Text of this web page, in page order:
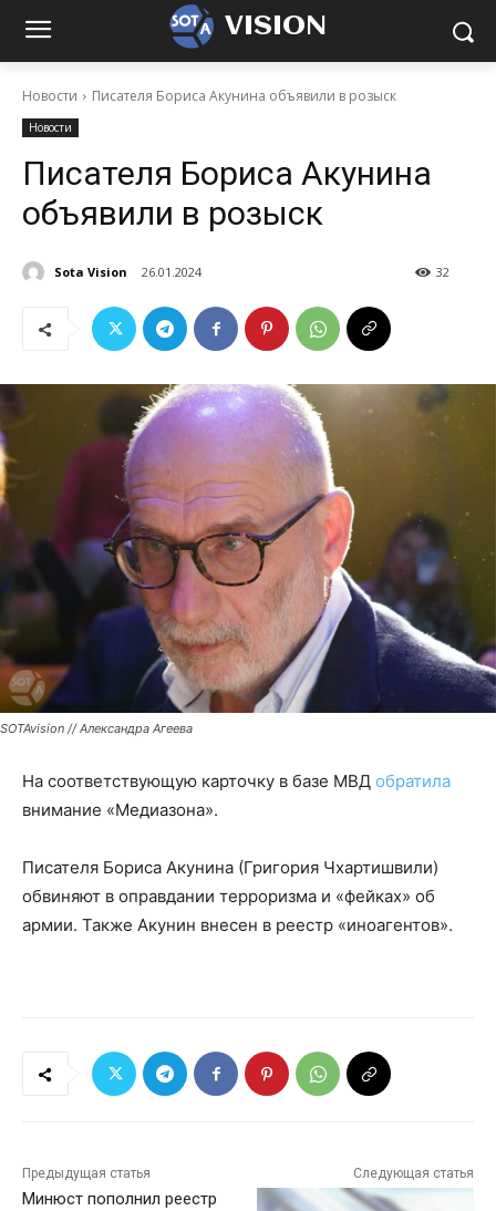
VISION
Новости Писателя Бориса Акунина объявили в розыск
Новости
Писателя Бориса Акунина
объявили в розыск
Sota Vision 26.01.2024 32
SOTAvision // Александра Агеева
На соответствующую карточку в базе МВД обратила
внимание «Медиазона».
Писателя Бориса Акунина (Григория Чхартишвили)
обвиняют в оправдании терроризма и «фейках» об
армии. Также Акунин внесен в реестр «иноагентов».
Предыдущая статья
Минюст пополнил реестр
Следующая статья